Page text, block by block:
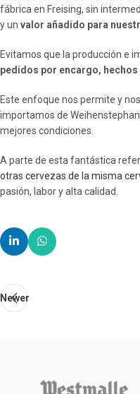
fábrica en Freising, sin
y un valor añadido para
Evitamos que la producción e
pedidos por encargo,
Este enfoque nos permite y
importamos de
mejores condiciones.
A parte de esta fantástica
otras cervezas de la misma
pasión, labor y alta calidad.
Newer